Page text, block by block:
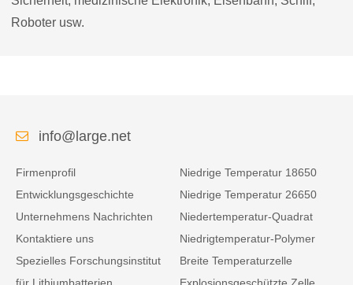
Roboter usw.
info@large.net
Firmenprofil
Entwicklungsgeschichte
Unternehmens Nachrichten
Kontaktiere uns
Spezielles Forschungsinstitut
für Lithiumbatterien
Niedrige Temperatur 18650
Niedrige Temperatur 26650
Niedertemperatur-Quadrat
Niedrigtemperatur-Polymer
Breite Temperaturzelle
Explosionsgeschützte Zelle